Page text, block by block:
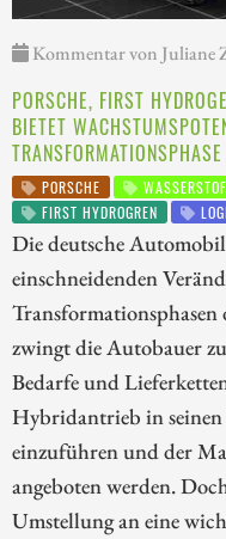
Kommentar von Juliane
PORSCHE, FIRST
BIETET
PORSCHE
FIRST HYDROGREN
Die deutsche
einschneidenden
Transformationsphasen
zwingt die Autobauer
Bedarfe und
Hybridantrieb in
einzuführen und der
angeboten werden.
Umstellung an eine